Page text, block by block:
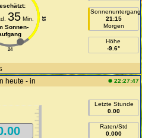
24
18
35Min.
Sonnen-
Sonnenuntergang
21:15
Morgen
Höhe
-9.6°
heute - in 22:27:47
Letzte Stunde
0.00
Raten/Std
0.000